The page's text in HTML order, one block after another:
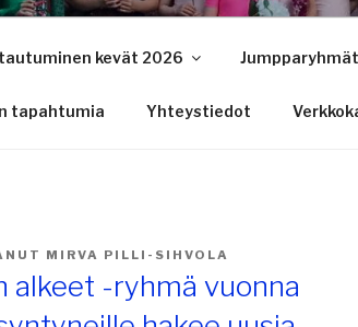
kevät 2026 Jumpparyhmät
tapahtumia Yhteystiedot
MIRVA PILLI-SIHVOLA
alkeet -ryhmä vuonna